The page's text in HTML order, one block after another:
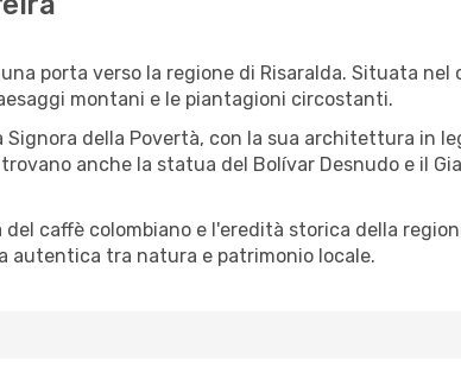
porta verso la regione di Risaralda. Situata
montani e le piantagioni circostanti.
della Povertà, con la sua architettura in
anche la statua del Bolívar Desnudo e il
caffè colombiano e l'eredità storica della
autentica tra natura e patrimonio locale.